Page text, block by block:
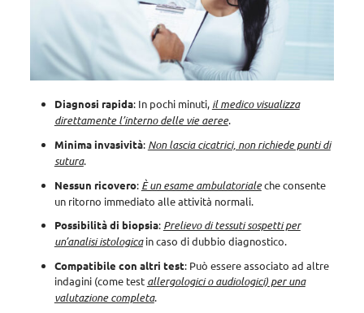
Diagnosi rapida: In pochi minuti, il medico visualizza
direttamente l’interno delle vie aeree.
Minimainvasività: Non lascia cicatrici, non richiede punti di
sutura.
Nessun ricovero: È un esame ambulatorialeche consente
un ritorno immediato alle attività normali.
Possibilitàdi biopsia: Prelievo di tessuti sospetti per
un’analisi istologicain caso di dubbio diagnostico.
Compatibile con altri test: Può essere associato ad altre
indagini (come test allergologici o audiologici) per una
valutazione completa.